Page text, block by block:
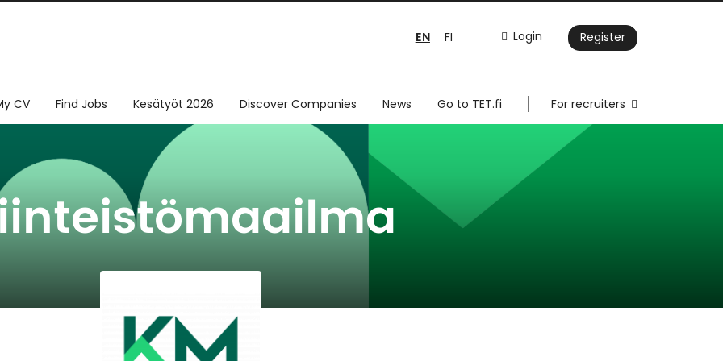
Login Register
EN FI
CV Find Jobs Kesätyöt 2026 Discover Companies News Go to TET.fi For recruiters